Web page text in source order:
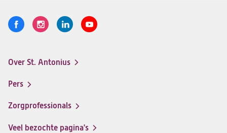
Volg
Logo
een
ziekenhuis
op
Logo
een
op
Logo
een
op
Logo
menu
Over St. Antonius
Pers
Zorgprofessionals
Veel bezochte pagina's